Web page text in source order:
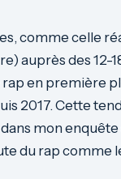
comme celle
auprès des 12-
en première
2017. Cette
mon
du rap comme